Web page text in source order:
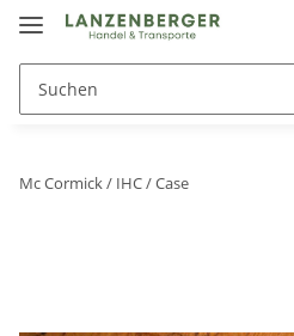
Mc Cormick / IHC / Case